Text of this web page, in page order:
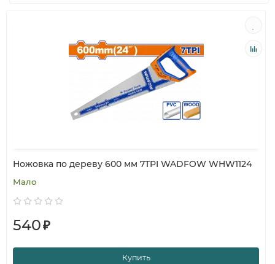
Ножовка по дереву 600 мм 7TPI WADFOW WHW1124
Мало
540₽
Купить